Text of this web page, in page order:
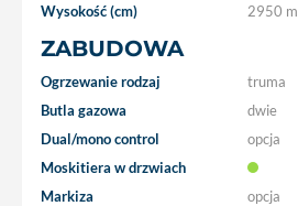
Wysokość (cm)
2950
ZABUDOWA
Ogrzewanie rodzaj
truma
Butla gazowa
dwie
Dual/mono control
opcja
Moskitiera w drzwiach
Markiza
opcja